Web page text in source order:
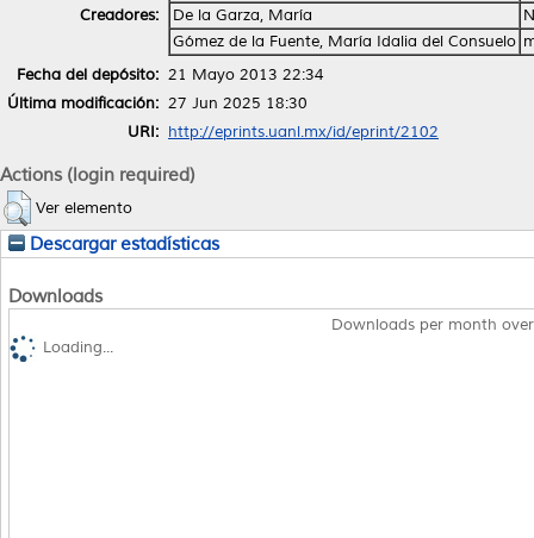
Creadores:
De la Garza, María
Gómez de la Fuente, María Idalia del Consuelo
Fecha del depósito: 21 Mayo 2013 22:34
Última modificación: 27 Jun 2025 18:30
URI: http://eprints.uanl.mx/id/eprint/2102
Actions (login required)
Ver elemento
Descargar estadísticas
Downloads
Downloads per month
Loading...